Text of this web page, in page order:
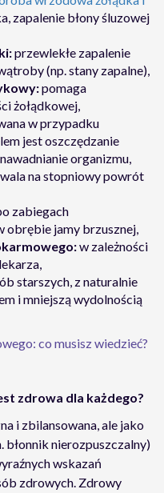
zapalenie błony śluzowej
przewlekłe zapalenie
(np. stany zapalne),
pomaga
żołądkowej,
w przypadku
jest oszczędzanie
organizmu,
na stopniowy powrót
zabiegach
obrębie jamy brzusznej,
w zależności
starszych, z naturalnie
i mniejszą wydolnością
co musisz wiedzieć?
zdrowa dla każdego?
i zbilansowana, ale jako
błonnik nierozpuszczalny)
wskazań
zdrowych. Zdrowy